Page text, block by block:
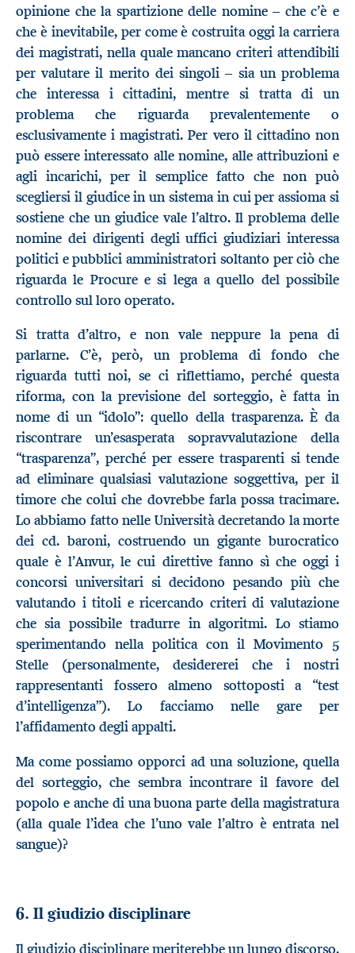
opinione che la spartizione delle nomine – che c’è e
che è inevitabile, per come è costruita oggi la carriera
dei magistrati, nella quale mancano criteri attendibili
per valutare il merito dei singoli – sia un problema
che interessa i cittadini, mentre si tratta di un
problema che riguarda prevalentemente o
esclusivamente i magistrati. Per vero il cittadino non
può essere interessato alle nomine, alle attribuzioni e
agli incarichi, per il semplice fatto che non può
scegliersi il giudice in un sistema in cui per assioma si
sostiene che un giudice vale l’altro. Il problema delle
nomine dei dirigenti degli uffici giudiziari interessa
politici e pubblici amministratori soltanto per ciò che
riguarda le Procure e si lega a quello del possibile
controllo sul loro operato.
Si tratta d’altro, e non vale neppure la pena di
parlarne. C’è, però, un problema di fondo che
riguarda tutti noi, se ci riflettiamo, perché questa
riforma, con la previsione del sorteggio, è fatta in
nome di un “idolo”: quello della trasparenza. È da
riscontrare un’esasperata sopravvalutazione della
“trasparenza”, perché per essere trasparenti si tende
ad eliminare qualsiasi valutazione soggettiva, per il
timore che colui che dovrebbe farla possa tracimare.
Lo abbiamo fatto nelle Università decretando la morte
dei cd. baroni, costruendo un gigante burocratico
quale è l’Anvur, le cui direttive fanno sì che oggi i
concorsi universitari si decidono pesando più che
valutando i titoli e ricercando criteri di valutazione
che sia possibile tradurre in algoritmi. Lo stiamo
sperimentando nella politica con il Movimento 5
Stelle (personalmente, desidererei che i nostri
rappresentanti fossero almeno sottoposti a “test
d’intelligenza”). Lo facciamo nelle gare per
l’affidamento degli appalti.
Ma come possiamo opporci ad una soluzione, quella
del sorteggio, che sembra incontrare il favore del
popolo e anche di una buona parte della magistratura
(alla quale l’idea che l’uno vale l’altro è entrata nel
sangue)?
6. Il giudizio disciplinare
Il giudizio disciplinare meriterebbe un lungo discorso.